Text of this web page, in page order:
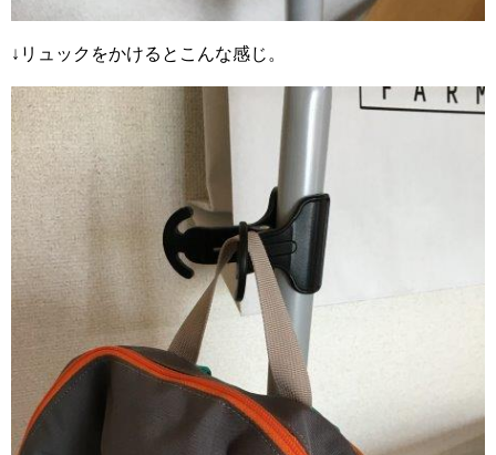
↓リュックをかけるとこんな感じ。